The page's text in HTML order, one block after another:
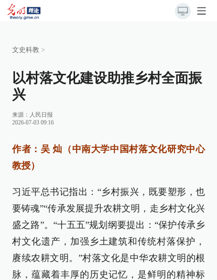
文史科教 >
以村落文化建设助推乡村全面振
兴
来源： 人民日报
2026-07-03 09:16
作者：吴 灿（中南大学中国村落文化研究中心
教授）
习近平总书记指出：“乡村振兴，既要塑形，也
要铸魂”“传承发展提升农耕文明，走乡村文化兴
盛之路”。“十五五”规划纲要提出：“保护传承乡
村文化遗产，加强乡土建筑和传统村落保护，
赓续农耕文明。”村落文化是中华农耕文明的根
脉，蕴藏着丰厚的历史记忆，是鲜明的精神标